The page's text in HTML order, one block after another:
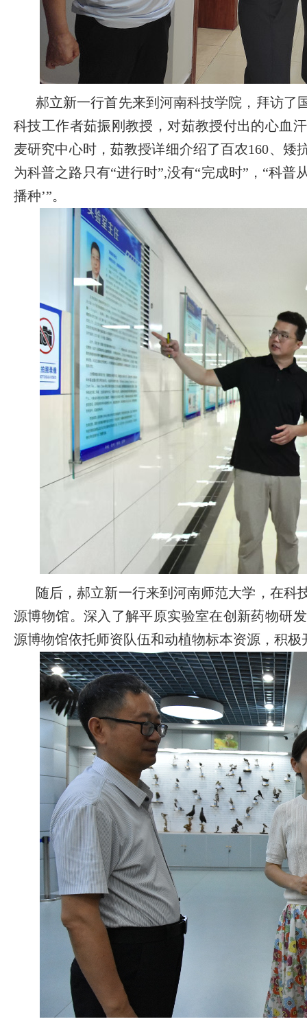
郝立新一行首先来到河南科技学院，拜访了
科技工作者茹振刚教授，对茹教授付出的心血
麦研究中心时，茹教授详细介绍了百农160、矮
为科普之路只有“进行时”,没有“完成时”，“科普
播种’”。
随后，郝立新一行来到河南师范大学，在科
源博物馆。深入了解平原实验室在创新药物研
源博物馆依托师资队伍和动植物标本资源，积